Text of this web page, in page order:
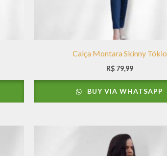
Calça Montara Skinny Tókio
R$79,99
BUY VIA WHATSAPP